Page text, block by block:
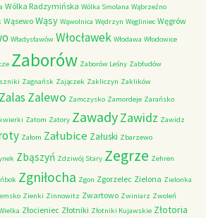
Wólka Radzymińska Wólka Smolana Wąbrzeźno
Wąsewo Wąsy Wąwolnica Wędrzyn Węgliniec Węgrów
Władysławów Włocławek Włodawa Włodowice
Zaborów Zaborów Leśny Zabłudów
Zagnańsk Zajączek Zakliczyn Zaklików
ZalasZalewo Zamczysko Zamordeje Zarańsko
Zatom Zatory ZawadyZawidz Zawidz
Załom Załubice Załuski Zbarzewo
Zbąszyń Zdziwój Stary Zegrze Zehren
Zgniłocha Zgon Zgorzelec Zielona Zielonka
Zienki Zinnowitz Zwartowo Zwiniarz Zwoleń
Złocieniec Złotniki Złotniki Kujawskie Złotoria